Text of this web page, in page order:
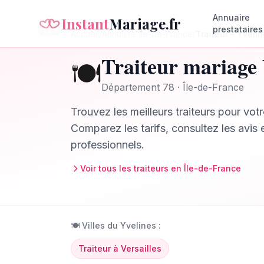
InstantMariage.fr
Annuaire
prestataires
Île-de-France Traiteur–
🍽️Traiteurmariage
Département 78 · Île-de-France
Trouvez les meilleurs traiteurs pour
Comparez les tarifs, consultez les
professionnels.
Voir tous lestraiteurs enÎle-de-France
🍽️ Villes du Yvelines :
Traiteurà Versailles